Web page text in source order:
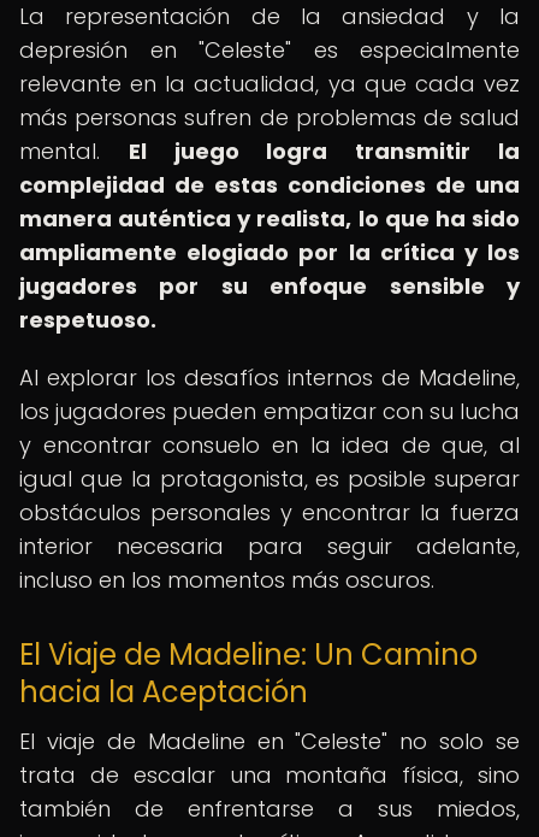
La representación de la ansiedad y la
depresión en "Celeste" es especialmente
relevante en la actualidad, ya que cada vez
más personas sufren de problemas de salud
mental. El juego logra transmitir la
complejidad de estas condiciones de una
manera auténtica y realista, lo que ha sido
ampliamente elogiado por la crítica y los
jugadores por su enfoque sensible y
respetuoso.
Al explorar los desafíos internos de Madeline,
los jugadores pueden empatizar con su lucha
y encontrar consuelo en la idea de que, al
igual que la protagonista, es posible superar
obstáculos personales y encontrar la fuerza
interior necesaria para seguir adelante,
incluso en los momentos más oscuros.
El Viaje de Madeline: Un Camino
hacia la Aceptación
El viaje de Madeline en "Celeste" no solo se
trata de escalar una montaña física, sino
también de enfrentarse a sus miedos,